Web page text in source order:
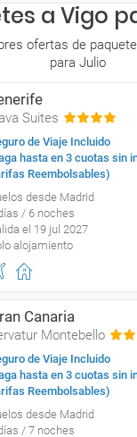
a Vigo
ofertas de
para Julio
Suites
de Viaje Incluido
hasta en 3 cuotas sin
Reembolsables)
desde Madrid
/ 6 noches
el 19 jul 2027
alojamiento
Canaria
Montebello
de Viaje Incluido
hasta en 3 cuotas sin
Reembolsables)
desde Madrid
/ 7 noches